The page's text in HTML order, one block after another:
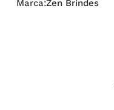
Marca:Zen Brindes